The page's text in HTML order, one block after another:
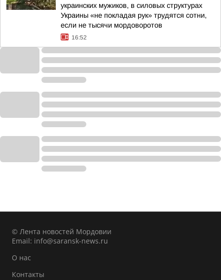
украинских мужиков, в силовых структурах
Украины «не покладая рук» трудятся сотни,
если не тысячи мордоворотов
16:52
© Лента новостей Мордовии
Email: info@saransk-news.ru
О нас
Контакты